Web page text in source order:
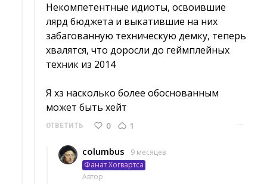
Некомпетентные идиоты, освоившие
лярд бюджета и выкатившие на них
забагованную техническую демку, теперь
хвалятся, что доросли до геймплейных
техник из 2014
Я хз насколько более обоснованным
может быть хейт
ОТВЕТИТЬ 0 1 ···
columbus
9 месяцев
Фанат Хогвартса
Автор